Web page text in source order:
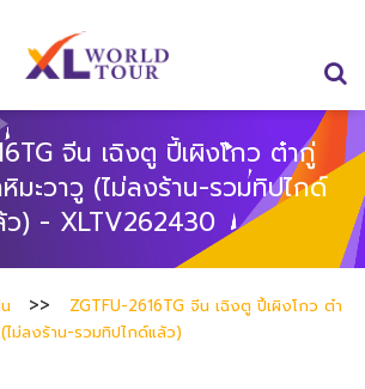
จีน เฉิงตู ปี้เผิงโกว ต๋ากู่
มะวาวู (ไม่ลงร้าน-รวมทิปไกด์
ว) - XLTV262430
ZGTFU-2616TG จีน เฉิงตู ปี้เผิงโกว ต๋า
ม่ลงร้าน-รวมทิปไกด์แล้ว)